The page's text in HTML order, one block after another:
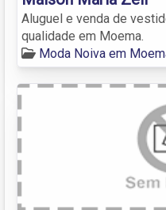
Aluguel e venda de
qualidade em Moema.
Moda Noiva em